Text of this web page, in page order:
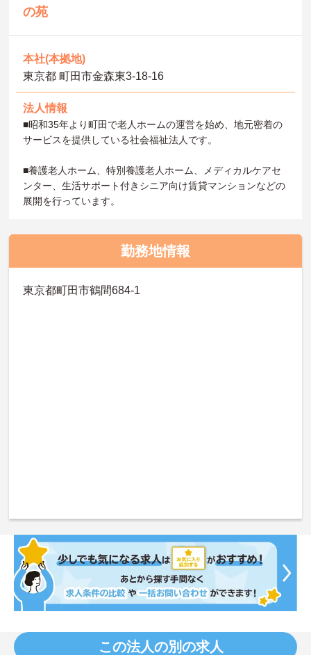
の苑
本社(本拠地)
東京都 町田市金森東3-18-16
法人情報
■昭和35年より町田で老人ホームの運営を始め、地元密着の
サービスを提供している社会福祉法人です。
■養護老人ホーム、特別養護老人ホーム、メディカルケアセ
ンター、生活サポート付きシニア向け賃貸マンションなどの
展開を行っています。
勤務地情報
東京都町田市鶴間684-1
この法人の別の求人